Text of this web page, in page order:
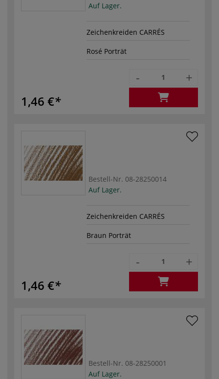
Auf Lager.
Zeichenkreiden CARRÉS
Rosé Porträt
1,46 €
- +
Bestell-Nr. 08-28250014
Auf Lager.
Zeichenkreiden CARRÉS
Braun Porträt
1,46 €
- +
Bestell-Nr. 08-28250001
Auf Lager.